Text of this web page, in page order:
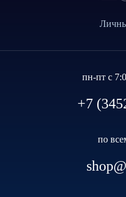
пн-пт с
+7
по